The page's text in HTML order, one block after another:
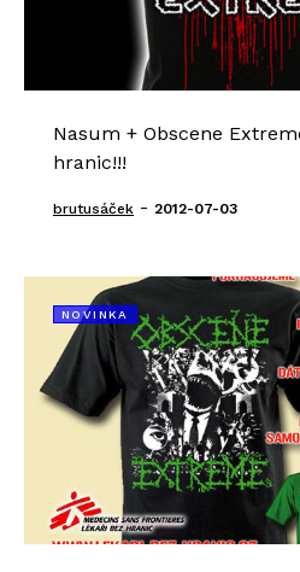
Nasum + Obscene
hranic!!!
brutusáček - 2012-07-03
NOVINKA